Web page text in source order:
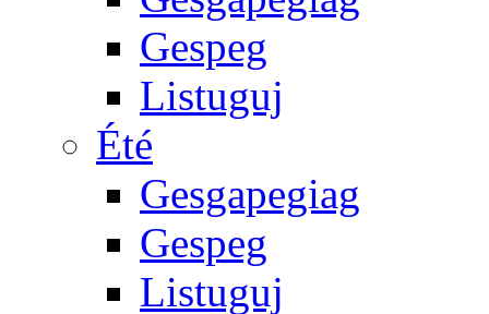
Gespeg
Listuguj
Été
Gesgapegiag
Gespeg
Listuguj